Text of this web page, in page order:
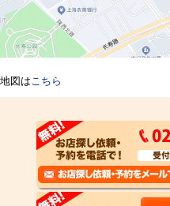
地図はこちら